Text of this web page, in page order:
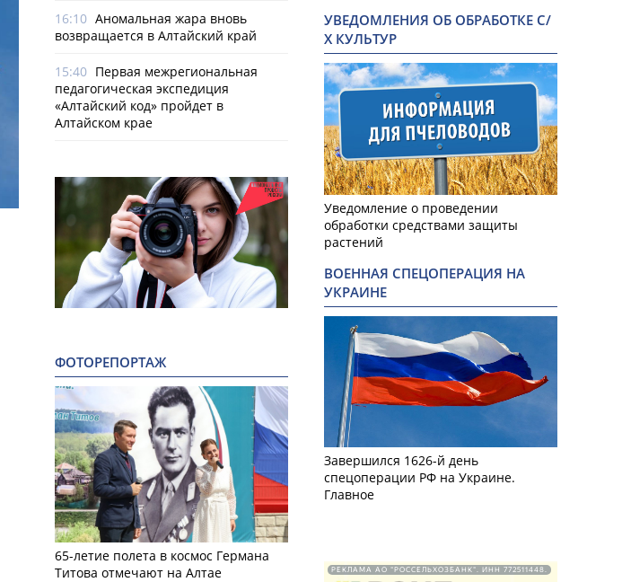
16:10 Аномальная жара вновь
возвращается в Алтайский край
15:40 Первая межрегиональная
педагогическая экспедиция
«Алтайский код» пройдет в
Алтайском крае
ФОТОРЕПОРТАЖ
65-летие полета в космос Германа
Титова отмечают на Алтае
УВЕДОМЛЕНИЯ ОБ ОБРАБОТКЕ С/
Х КУЛЬТУР
Уведомление о проведении
обработки средствами защиты
растений
ВОЕННАЯ СПЕЦОПЕРАЦИЯ НА
УКРАИНЕ
Завершился 1626-й день
спецоперации РФ на Украине.
Главное
РЕКЛАМА АО "РОССЕЛЬХОЗБАНК". ИНН 772511448.